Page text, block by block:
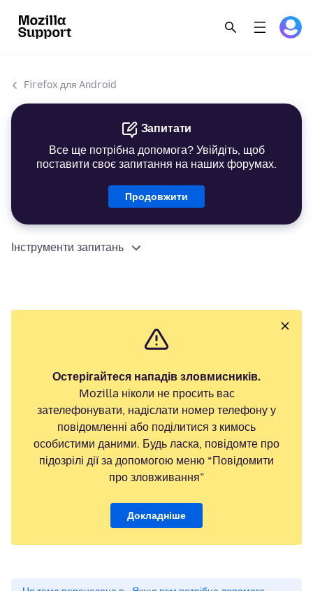
Firefox для Android
Запитати
Все ще потрібна допомога? Увійдіть, щоб
поставити своє запитання на наших форумах.
Продовжити
Інструменти запитань
Остерігайтеся нападів зловмисників.
Mozilla ніколи не просить вас
зателефонувати, надіслати номер телефону у
повідомленні або поділитися з кимось
особистими даними. Будь ласка, повідомте про
підозрілі дії за допомогою меню “Повідомити
про зловживання”
Докладніше